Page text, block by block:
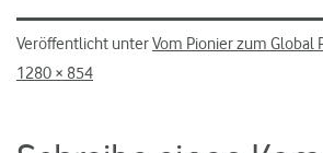
Veröffentlicht unterVom Pionier zum Global
Originalgröße
1280 × 854